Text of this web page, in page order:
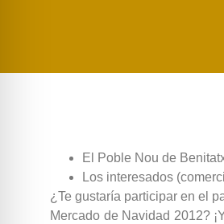
El Poble Nou de
Los interesados
¿Te gustaría participar en el
Mercado de Navidad 2012?